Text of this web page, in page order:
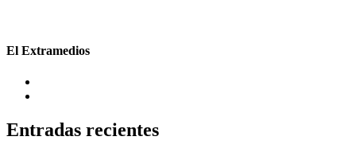
El Extramedios
Entradas recientes